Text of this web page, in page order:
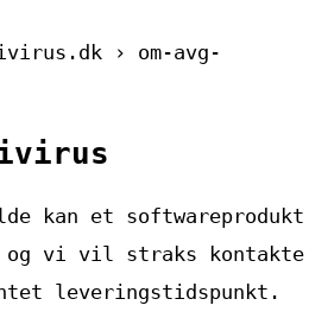
› om-avg-
kan et softwareprodukt
vi vil straks kontakte
leveringstidspunkt.